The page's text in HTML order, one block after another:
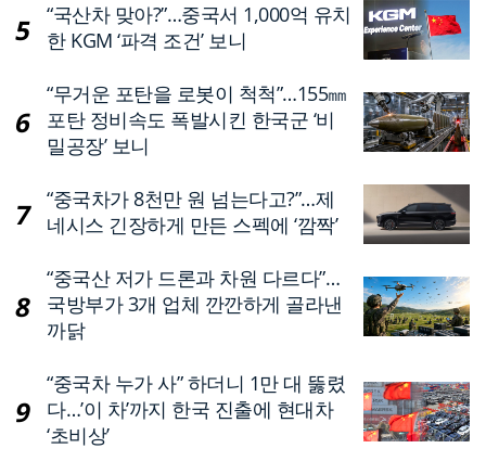
“국산차 맞아?”…중국서 1,000억 유치
한 KGM ‘파격 조건’ 보니
“무거운 포탄을 로봇이 척척”…155㎜
포탄 정비속도 폭발시킨 한국군 ‘비
밀공장’ 보니
“중국차가 8천만 원 넘는다고?”…제
네시스 긴장하게 만든 스펙에 ‘깜짝’
“중국산 저가 드론과 차원 다르다”…
국방부가 3개 업체 깐깐하게 골라낸
까닭
“중국차 누가 사” 하더니 1만 대 뚫렸
다…’이 차’까지 한국 진출에 현대차
‘초비상’